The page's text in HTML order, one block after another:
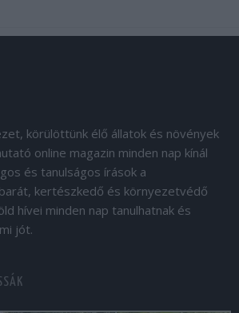
körülöttünk élő állatok és növények
online magazin minden nap kínál
és tanulságos írások a
kertészkedő és környezetvédő
hívei minden nap tanulhatnak és
jót.